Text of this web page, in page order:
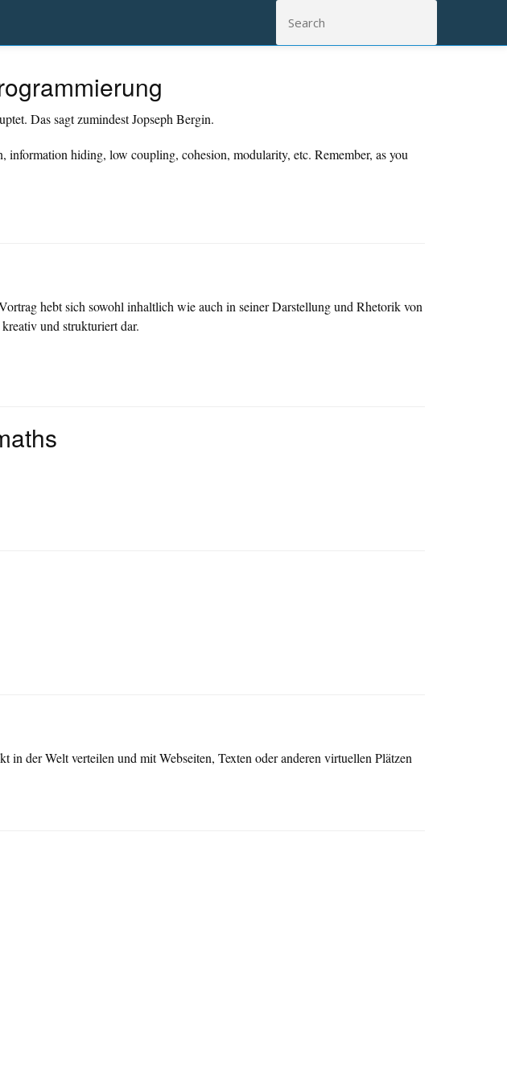
Das sagt zumindest Jopseph Bergin.
information hiding, low coupling, cohesion, modularity, etc. Remember, as you
hebt sich sowohl inhaltlich wie auch in seiner Darstellung und Rhetorik von
und strukturiert dar.
in der Welt verteilen und mit Webseiten, Texten oder anderen virtuellen Plätzen